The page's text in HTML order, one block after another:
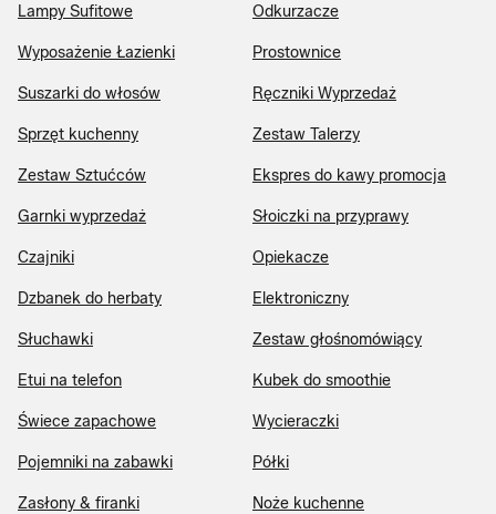
Lampy Sufitowe Odkurzacze
Wyposażenie Łazienki Prostownice
Suszarki do włosów Ręczniki Wyprzedaż
Sprzęt kuchenny Zestaw Talerzy
Zestaw Sztućców Ekspres do kawy promocja
Garnki wyprzedaż Słoiczki na przyprawy
Czajniki Opiekacze
Dzbanek do herbaty Elektroniczny
Słuchawki Zestaw głośnomówiący
Etui na telefon Kubek do smoothie
Świece zapachowe Wycieraczki
Pojemniki na zabawki Półki
Zasłony & firanki Noże kuchenne